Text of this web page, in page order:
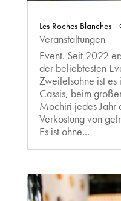
Les Roches Blanches -
Veranstaltungen
Event. Seit 2022
der beliebtesten
Zweifelsohne ist es
Cassis, beim
Mochiri jedes Jahr
Verkostung von
Es ist ohne...